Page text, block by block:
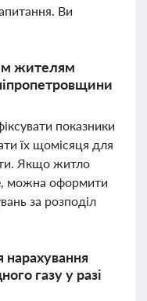
Ви
жителям
показники
їх щомісяця для
Якщо житло
можна оформити
за розподіл
газу у разі